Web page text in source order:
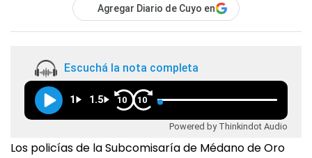
Agregar Diario de Cuyo en
Escuchá la nota completa
1 1.5 10 10
Powered by Thinkindot Audio
Los policías de la Subcomisaría de Médano de Oro